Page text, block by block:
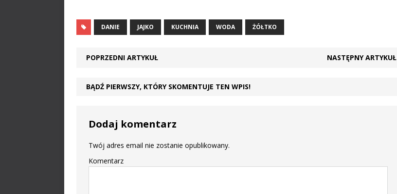
DANIE JAJKO KUCHNIA WODA ŻÓŁTKO
POPRZEDNI ARTYKUŁ NASTĘPNY ARTYKUŁ
BĄDŹ PIERWSZY, KTÓRY SKOMENTUJE TEN WPIS!
Dodaj komentarz
Twój adres email nie zostanie opublikowany.
Komentarz